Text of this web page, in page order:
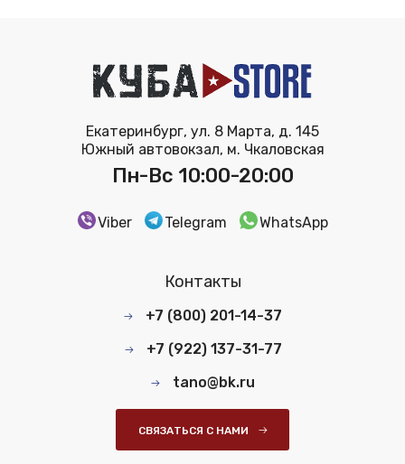
Екатеринбург, ул. 8 Марта, д. 145
Южный автовокзал, м. Чкаловская
Пн-Вс 10:00-20:00
Viber Telegram WhatsApp
Контакты
+7 (800) 201-14-37
+7 (922) 137-31-77
tano@bk.ru
СВЯЗАТЬСЯ С НАМИ